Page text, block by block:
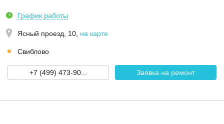
График работы
Ясный проезд, 10 на карте
Свиблово
+7 (499) 473-90... Заявка на ремонт